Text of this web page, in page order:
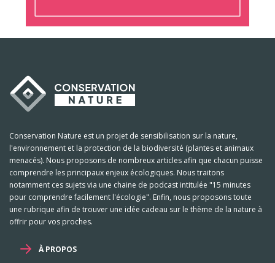
Conservation Nature est un projet de sensibilisation sur la nature,
l'environnement et la protection de la biodiversité (plantes et animaux
menacés). Nous proposons de nombreux articles afin que chacun puisse
comprendre les principaux enjeux écologiques. Nous traitons
notamment ces sujets via une chaine de podcast intitulée "15 minutes
pour comprendre facilement l'écologie". Enfin, nous proposons toute
une rubrique afin de trouver une idée cadeau sur le thème de la nature à
offrir pour vos proches.
À PROPOS